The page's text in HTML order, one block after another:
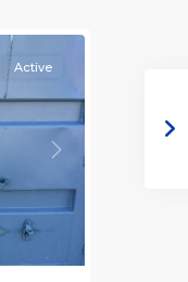
Next
Active